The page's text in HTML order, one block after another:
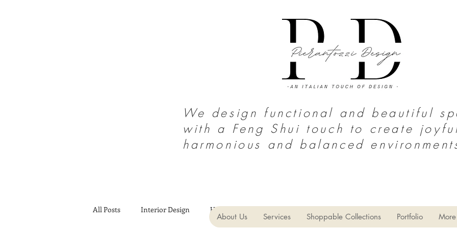
We design functional and beautiful
with a Feng Shui touch to create
harmonious and balanced
All Posts Interior Design Healthy Home Home Decor Limpieza del hogar Estilo
About Us Services Shoppable Collections Portfolio More